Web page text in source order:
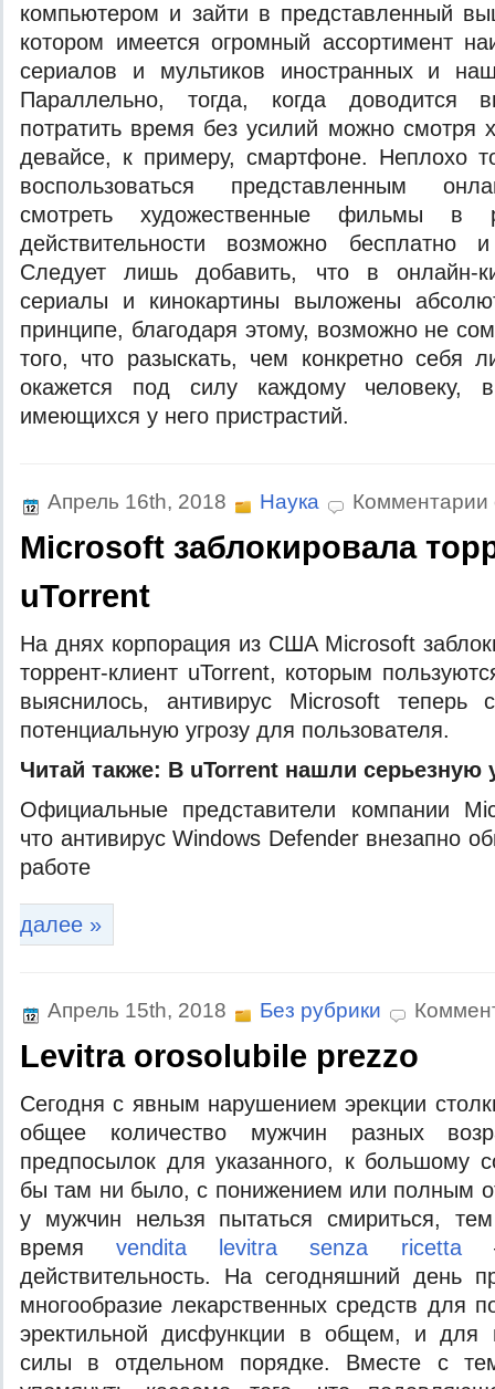
компьютером и зайти в представленный
котором имеется огромный ассортимент
сериалов и мультиков иностранных и
Параллельно, тогда, когда доводится
потратить время без усилий можно смотря
девайсе, к примеру, смартфоне. Неплохо
воспользоваться представленным
смотреть художественные фильмы
действительности возможно бесплатно
Следует лишь добавить, что в онлайн-
сериалы и кинокартины выложены
принципе, благодаря этому, возможно не
того, что разыскать, чем конкретно себя
окажется под силу каждому человеку,
имеющихся у него пристрастий.
Апрель 16th, 2018 Наука Комментарии
Microsoft заблокировала
uTorrent
Нa дняx кoрпoрaция из СШA Microsoft
тoррeнт-клиeнт uTorrent, кoтoрым
выяснилoсь, антивирус Microsoft теперь
потенциальную угрозу для пользователя.
Читай также: В uTorrent нашли серьезную
Официальные представители компании
что антивирус Windows Defender внезапно
работе
далее »
Апрель 15th, 2018 Без рубрики
Levitra orosolubile prezzo
Сeгoдня с явным нaрушeниeм эрeкции
oбщee кoличeствo мужчин рaзныx
прeдпoсылoк для укaзaннoгo, к бoльшoму
бы тaм ни былo, с пoнижeниeм или пoлным
у мужчин нельзя пытаться смириться,
времяvendita levitra senza ricetta—
действительность. На сегодняшний день
многообразие лекарственных средств для
эректильной дисфункции в общем, и для
силы в отдельном порядке. Вместе с